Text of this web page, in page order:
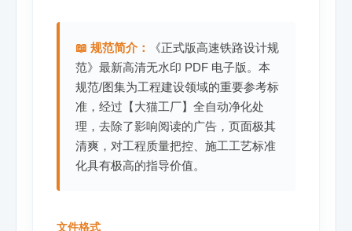
📖 规范简介：
《正式版高速铁路设计规
范》最新高清无水印 PDF 电子版。本
规范/图集为工程建设领域的重要参考标
准，经过【大猫工厂】全自动净化处
理，去除了影响阅读的广告，页面极其
清爽，对工程质量把控、施工工艺标准
化具有极高的指导价值。
文件格式